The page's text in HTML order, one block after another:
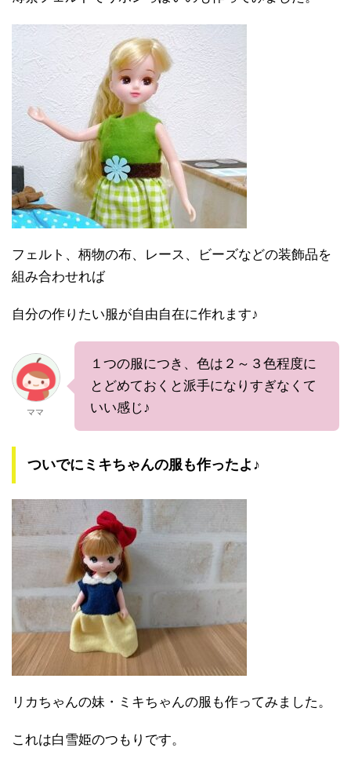
フェルト、柄物の布、レース、ビーズなどの装飾品を
組み合わせれば
自分の作りたい服が自由自在に作れます♪
ママ
１つの服につき、色は２～３色程度に
とどめておくと派手になりすぎなくて
いい感じ♪
ついでにミキちゃんの服も作ったよ♪
リカちゃんの妹・ミキちゃんの服も作ってみました。
これは白雪姫のつもりです。